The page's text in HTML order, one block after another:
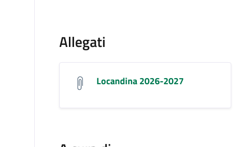
Allegati
Locandina 2026-2027